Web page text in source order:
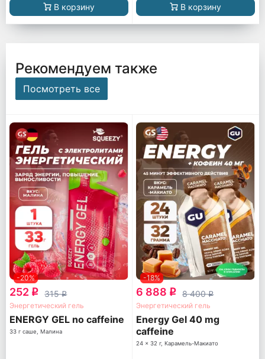
В корзину В корзину
Рекомендуем также
Посмотреть все
-20%
252 q 315q
Энергетический гель
ENERGY GEL no caffeine
33 г саше, Малина
-18%
6 888 q 8 400q
Энергетический гель
Energy Gel 40 mg
caffeine
24 x 32 г, Карамель-Макиато